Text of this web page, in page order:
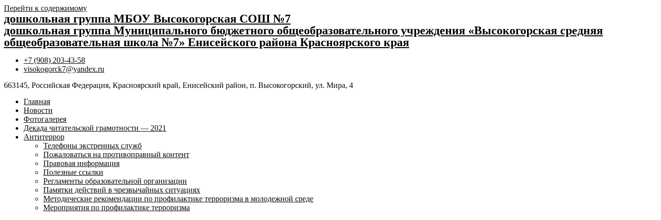
Перейти к содержимому
дошкольная группа МБОУ Высокогорская СОШ №7
дошкольная группа Муниципального бюджетного общеобразовательного учреждения «Высокогорская средняя
общеобразовательная школа №7» Енисейского района Красноярского края
+7 (908) 203-43-58
visokogorck7@yandex.ru
663145, Российская Федерация, Красноярский край, Енисейский район, п. Высокогорский, ул. Мира, 4
Главная
Новости
Фотогалерея
Декада читательской грамотности — 2021
Антитеррор
Телефоны экстренных служб
Пожаловаться на противоправный контент
Правовая информация
Полезные ссылки
Регламенты образовательной организации
Памятки действий в чрезвычайных ситуациях
Методические рекомендации по профилактике терроризма в молодежной среде
Мероприятия по профилактике терроризма